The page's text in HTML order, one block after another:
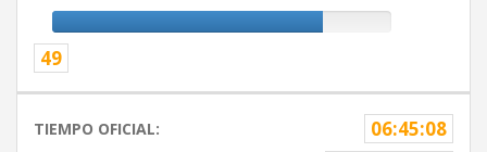
49
TIEMPO OFICIAL: 06:45:08